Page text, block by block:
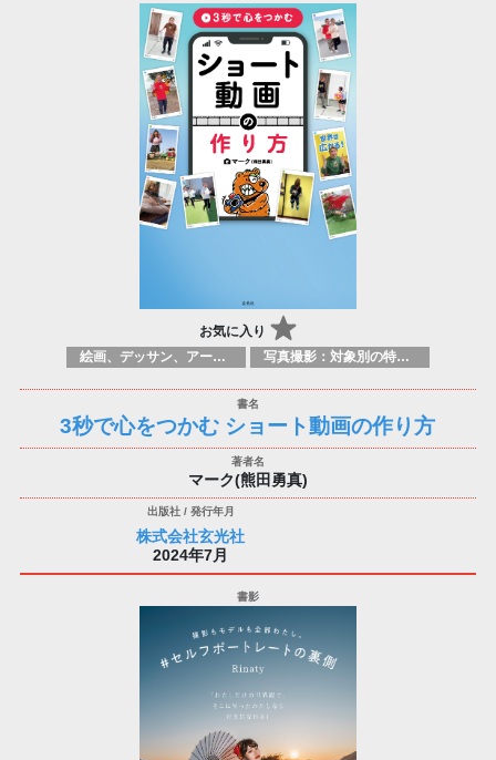
お気に入り
絵画、デッサン、アートマニュアル 写真撮影：対象別の特定のテクニック、原理
3秒で心をつかむ ショート動画の作り方
マーク(熊田勇真)
株式会社玄光社
2024年7月